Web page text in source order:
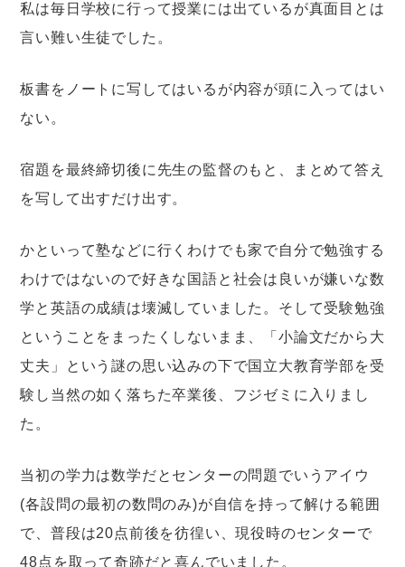
私は毎日学校に行って授業には出ているが真面目とは
言い難い生徒でした。
板書をノートに写してはいるが内容が頭に入ってはい
ない。
宿題を最終締切後に先生の監督のもと、まとめて答え
を写して出すだけ出す。
かといって塾などに行くわけでも家で自分で勉強する
わけではないので好きな国語と社会は良いが嫌いな数
学と英語の成績は壊滅していました。そして受験勉強
ということをまったくしないまま、「小論文だから大
丈夫」という謎の思い込みの下で国立大教育学部を受
験し当然の如く落ちた卒業後、フジゼミに入りまし
た。
当初の学力は数学だとセンターの問題でいうアイウ
(各設問の最初の数問のみ)が自信を持って解ける範囲
で、普段は20点前後を彷徨い、現役時のセンターで
48点を取って奇跡だと喜んでいました。